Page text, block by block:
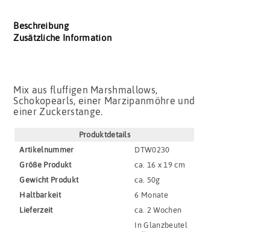
Beschreibung
Zusätzliche Information
Mix aus fluffigen Marshmallows,
Schokopearls, einer Marzipanmöhre und
einer Zuckerstange.
Produktdetails
Artikel­nummer
DTW0230
Größe Produkt
ca. 16 x 19 cm
Gewicht Produkt
ca. 50g
Haltbar­keit
6 Monate
Lieferzeit
ca. 2 Wochen
In Glanzbeutel